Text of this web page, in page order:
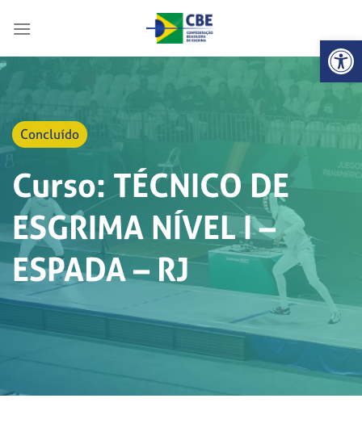
Abrir
Concluído
Curso: TÉCNICO DE
ESGRIMA NÍVEL I –
ESPADA – RJ